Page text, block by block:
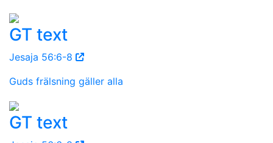
GT text
Jesaja 56:6-8
Guds frälsning gäller alla
GT text